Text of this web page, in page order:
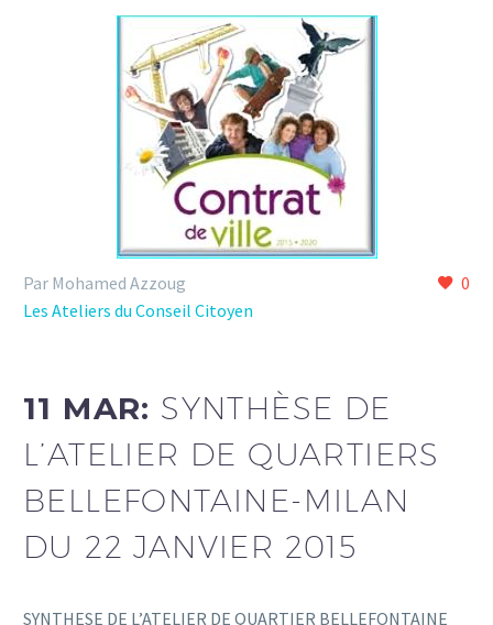
0
Par Mohamed Azzoug
Les Ateliers du Conseil Citoyen
11 MAR: SYNTHÈSE DE
L’ATELIER DE QUARTIERS
BELLEFONTAINE-MILAN
DU 22 JANVIER 2015
SYNTHESE DE L’ATELIER DE QUARTIER BELLEFONTAINE